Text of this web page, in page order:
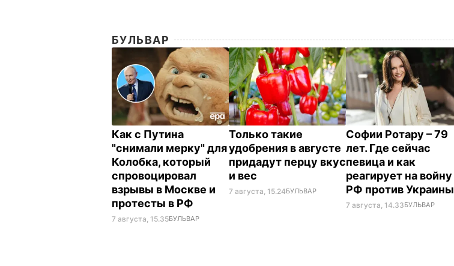
БУЛЬВАР
Как с Путина
"снимали мерку" для
Колобка, который
спровоцировал
взрывы в Москве и
протесты в РФ
7 августа, 15.35БУЛЬВАР
Только такие
удобрения в августе
придадут перцу вкус
и вес
7 августа, 15.24БУЛЬВАР
Софии Ротару – 79
лет. Где сейчас
певица и как
реагирует на войну
РФ против Украины
7 августа, 14.33БУЛЬВАР